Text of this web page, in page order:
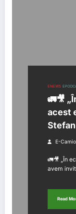
ENEWS
🚛🎥
acest
E-
🚛🎥 „În
avem
Read